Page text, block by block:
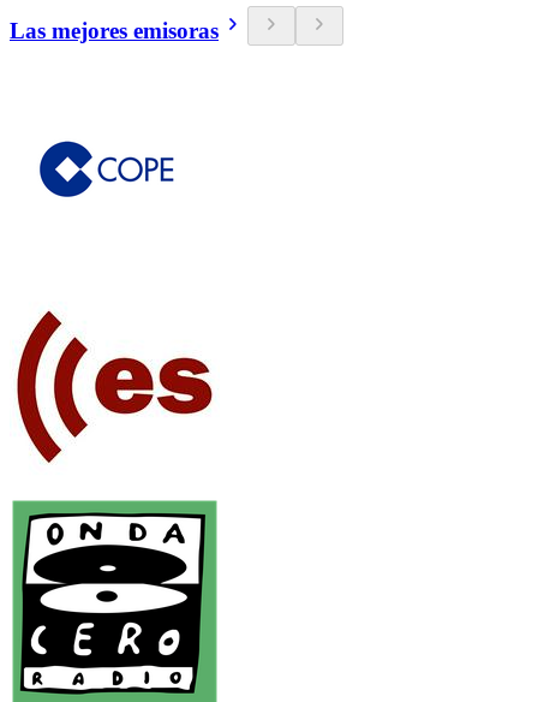
Las mejores emisoras